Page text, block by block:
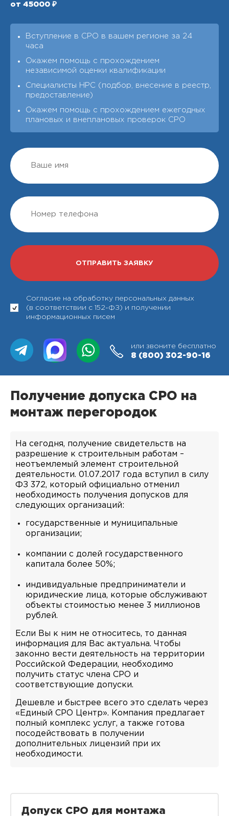
от 45000 ₽
Вступление в СРО в вашем регионе за 24
часа
Окажем помощь с прохождением
независимой оценки квалификации
Специалисты НРС (подбор, внесение в реестр,
предоставление)
Окажем помощь с прохождением ежегодных
плановых и внеплановых проверок СРО
Согласие на обработку персональных данных
(в соответствии с 152-ФЗ) и получении
информационных писем
или звоните бесплатно
8 (800) 302-90-16
Получение допуска СРО на
монтаж перегородок
На сегодня, получение свидетельств на
разрешение к строительным работам –
неотъемлемый элемент строительной
деятельности. 01.07.2017 года вступил в силу
ФЗ 372, который официально отменил
необходимость получения допусков для
следующих организаций:
государственные и муниципальные
организации;
компании с долей государственного
капитала более 50%;
индивидуальные предприниматели и
юридические лица, которые обслуживают
объекты стоимостью менее 3 миллионов
рублей.
Если Вы к ним не относитесь, то данная
информация для Вас актуальна. Чтобы
законно вести деятельность на территории
Российской Федерации, необходимо
получить статус члена СРО и
соответствующие допуски.
Дешевле и быстрее всего это сделать через
«Единый СРО Центр». Компания предлагает
полный комплекс услуг, а также готова
посодействовать в получении
дополнительных лицензий при их
необходимости.
Допуск СРО для монтажа